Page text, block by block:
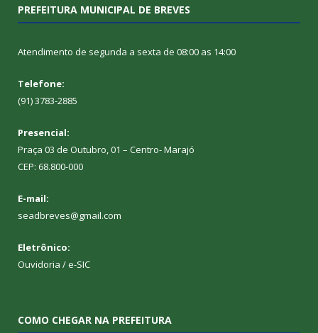
PREFEITURA MUNICIPAL DE BREVES
Atendimento de segunda a sexta de 08:00 as 14:00
Telefone:
(91) 3783-2885
Presencial:
Praça 03 de Outubro, 01 – Centro- Marajó
CEP: 68.800-000
E-mail:
seadbreves@gmail.com
Eletrônico:
Ouvidoria /e-SIC
COMO CHEGAR NA PREFEITURA